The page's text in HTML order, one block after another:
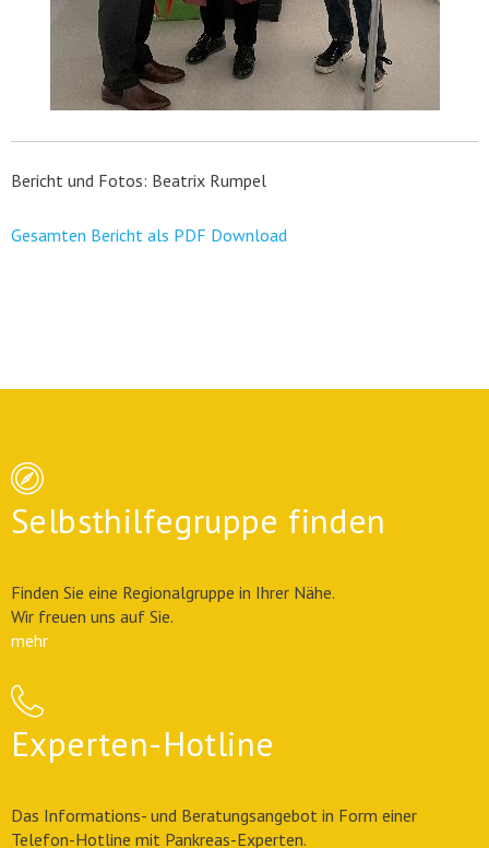
Bericht und Fotos: Beatrix Rumpel
Gesamten Bericht als PDF Download
Selbsthilfegruppe finden
Finden Sie eine Regionalgruppe in Ihrer Nähe.
Wir freuen uns auf Sie.
mehr
Experten-Hotline
Das Informations- und Beratungsangebot in Form einer
Telefon-Hotline mit Pankreas-Experten.